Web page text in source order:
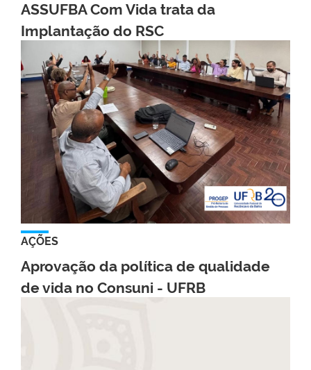
ASSUFBA Com Vida trata da
Implantação do RSC
AÇÕES
Aprovação da política de qualidade
de vida no Consuni - UFRB